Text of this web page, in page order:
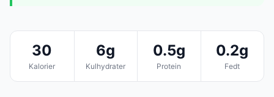
30
Kalorier
6g
Kulhydrater
0.5g
Protein
0.2g
Fedt